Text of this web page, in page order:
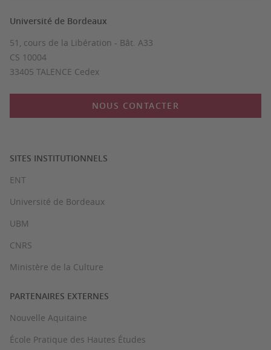
Université de Bordeaux
51, cours de la Libération - Bât. A33
CS 10004
33405 TALENCE Cedex
NOUS CONTACTER
SITES INSTITUTIONNELS
ENT
Université de Bordeaux
UBM
CNRS
Ministère de la Culture
PARTENAIRES EXTERNES
Nouvelle Aquitaine
École Pratique des Hautes Études